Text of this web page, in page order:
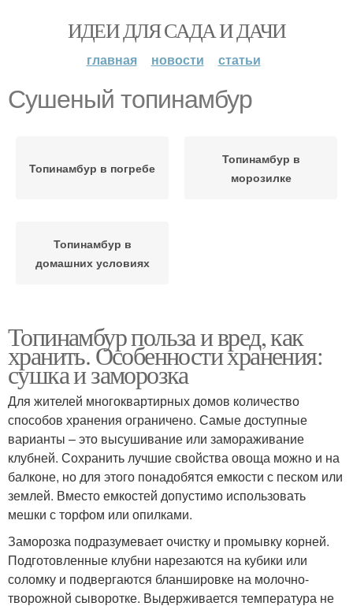
ИДЕИ ДЛЯ САДА И ДАЧИ
главная новости статьи
Сушеный топинамбур
Топинамбур в погребе
Топинамбур в
морозилке
Топинамбур в
домашних условиях
Топинамбур польза и вред, как
хранить. Особенности хранения:
сушка и заморозка
Для жителей многоквартирных домов количество
способов хранения ограничено. Самые доступные
варианты – это высушивание или замораживание
клубней. Сохранить лучшие свойства овоща можно и на
балконе, но для этого понадобятся емкости с песком или
землей. Вместо емкостей допустимо использовать
мешки с торфом или опилками.
Заморозка подразумевает очистку и промывку корней.
Подготовленные клубни нарезаются на кубики или
соломку и подвергаются бланшировке на молочно-
творожной сыворотке. Выдерживается температура не